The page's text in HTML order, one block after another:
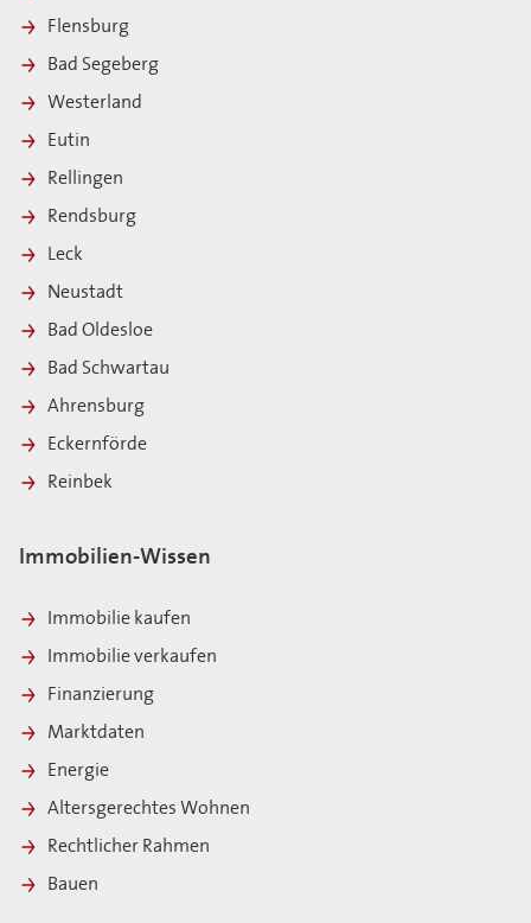
Flensburg
Bad Segeberg
Westerland
Eutin
Rellingen
Rendsburg
Leck
Neustadt
Bad Oldesloe
Bad Schwartau
Ahrensburg
Eckernförde
Reinbek
Immobilien-Wissen
Immobilie kaufen
Immobilie verkaufen
Finanzierung
Marktdaten
Energie
Altersgerechtes Wohnen
Rechtlicher Rahmen
Bauen